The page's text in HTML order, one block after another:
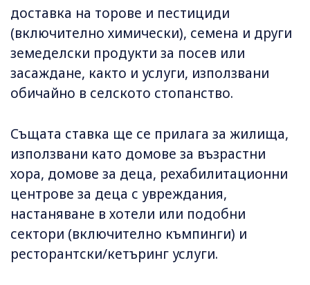
доставка на торове и пестициди
(включително химически), семена и други
земеделски продукти за посев или
засаждане, както и услуги, използвани
обичайно в селското стопанство.
Същата ставка ще се прилага за жилища,
използвани като домове за възрастни
хора, домове за деца, рехабилитационни
центрове за деца с увреждания,
настаняване в хотели или подобни
сектори (включително къмпинги) и
ресторантски/кетъринг услуги.